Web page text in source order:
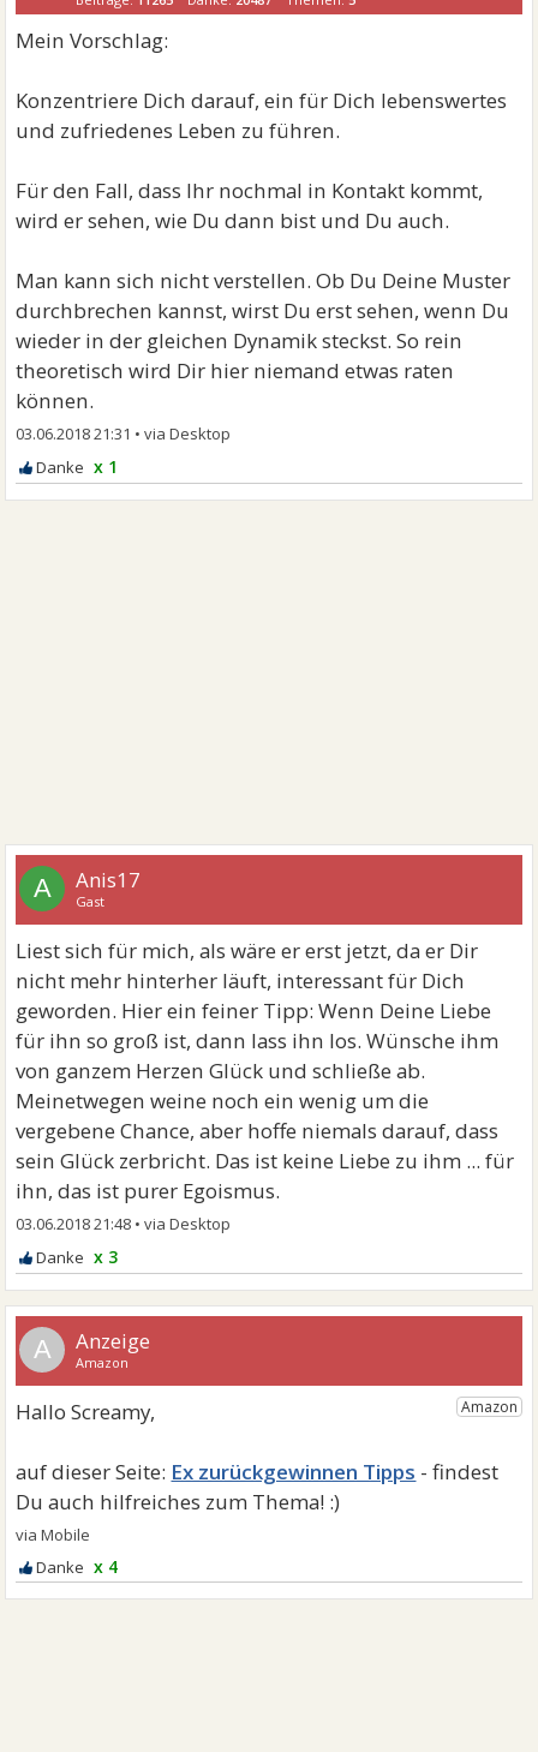
Mein Vorschlag:
Konzentriere Dich darauf, ein für Dich lebenswertes
und zufriedenes Leben zu führen.
Für den Fall, dass Ihr nochmal in Kontakt kommt,
wird er sehen, wie Du dann bist und Du auch.
Man kann sich nicht verstellen. Ob Du Deine Muster
durchbrechen kannst, wirst Du erst sehen, wenn Du
wieder in der gleichen Dynamik steckst. So rein
theoretisch wird Dir hier niemand etwas raten
können.
03.06.2018 21:31 •
x 1
A Anis17
Gast
Liest sich für mich, als wäre er erst jetzt, da er Dir
nicht mehr hinterher läuft, interessant für Dich
geworden. Hier ein feiner Tipp: Wenn Deine Liebe
für ihn so groß ist, dann lass ihn los. Wünsche ihm
von ganzem Herzen Glück und schließe ab.
Meinetwegen weine noch ein wenig um die
vergebene Chance, aber hoffe niemals darauf, dass
sein Glück zerbricht. Das ist keine Liebe zu ihm ... für
ihn, das ist purer Egoismus.
03.06.2018 21:48 •
x 3
A
Ex zurückgewinnen Tipps
x 4